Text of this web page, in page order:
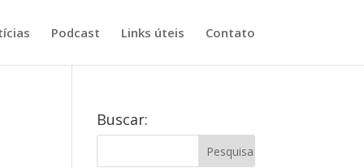
Podcast Links úteis Contato
Buscar: